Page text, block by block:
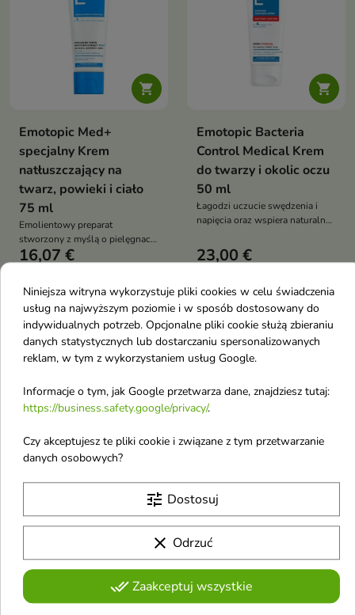

Emotopic Med+
specjalny Krem
natłuszczający na
twarz, powieki i ciało
75 ml
Emolientowy preparat
stworzony z myślą o pielęgnacji
skóry wyjątkowo suchej,
16,07 €

Emotopic Bacteria
Control Medical Krem
do twarzy i okolic oczu
50 ml
Łagodzi uczucie swędzenia i
napięcia oraz wspiera naturalne
23,00 €
-18% favorite_border
antyoksydacyjny Krem
pod oczy 15 ml
Wegański krem pod oczy
pielęgnacji skóry wokół oczu.
Formuła z peptydami, pochodną
witaminy C SAP, gliceryną
roślinną i olejem canola wspiera
6,35 €
-18% favorite_border
SUPREMELAB Bio-
Tech Age wypełniający
Krem pod oczy 15 ml
Krem pod oczy wypełniająco-
rozjaśniający to zaawansowany
zmarszczki, rozświetla
spojrzenie i poprawia
11,06 €
Niniejsza witryna wykorzystuje pliki cookies w celu świadczenia
usług na najwyższym poziomie i w sposób dostosowany do
indywidualnych potrzeb. Opcjonalne pliki cookie służą zbieraniu
danych statystycznych lub dostarczaniu spersonalizowanych
reklam, w tym z wykorzystaniem usług Google.
Informacje o tym, jak Google przetwarza dane, znajdziesz tutaj:
https://business.safety.google/privacy/.
Czy akceptujesz te pliki cookie i związane z tym przetwarzanie
danych osobowych?
tune Dostosuj
clear Odrzuć
done_allZaakceptuj wszystkie